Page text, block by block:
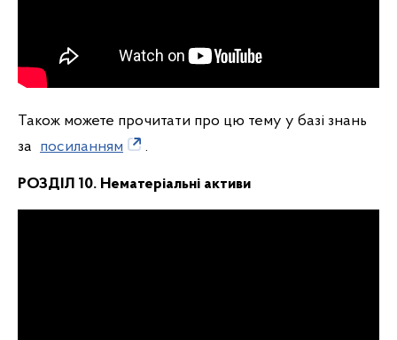
Також можете прочитати про цю тему у базі знань
за посиланням .
РОЗДІЛ 10. Нематеріальні активи